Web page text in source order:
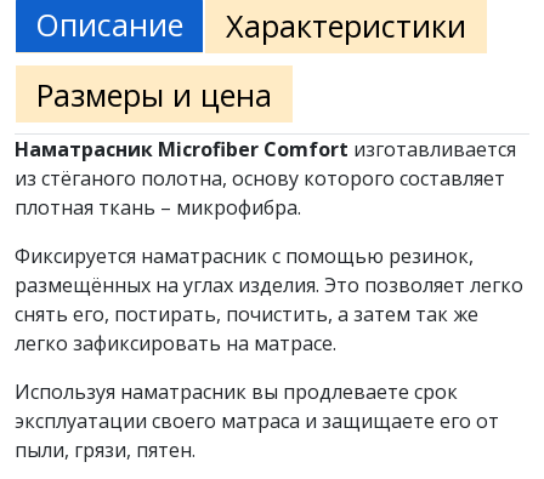
Описание
Характеристики
Размеры и цена
Наматрасник Microfiber Comfort изготавливается
из стёганого полотна, основу которого составляет
плотная ткань – микрофибра.
Фиксируется наматрасник с помощью резинок,
размещённых на углах изделия. Это позволяет легко
снять его, постирать, почистить, а затем так же
легко зафиксировать на матрасе.
Используя наматрасник вы продлеваете срок
эксплуатации своего матраса и защищаете его от
пыли, грязи, пятен.